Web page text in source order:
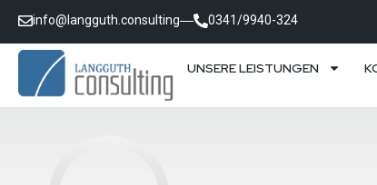
info@langguth.consulting 0341/9940-324
UNSERE LEISTUNGEN